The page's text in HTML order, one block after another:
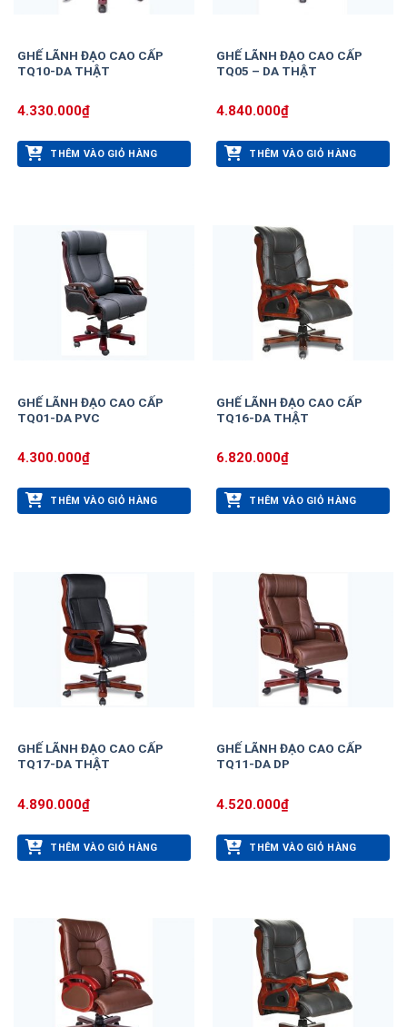
GHẾ LÃNH ĐẠO CAO CẤP
TQ10-DA THẬT
4.330.000₫
THÊM VÀO GIỎ HÀNG
GHẾ LÃNH ĐẠO CAO CẤP
TQ05 – DA THẬT
4.840.000₫
THÊM VÀO GIỎ HÀNG
GHẾ LÃNH ĐẠO CAO CẤP
TQ01-DA PVC
4.300.000₫
THÊM VÀO GIỎ HÀNG
GHẾ LÃNH ĐẠO CAO CẤP
TQ16-DA THẬT
6.820.000₫
THÊM VÀO GIỎ HÀNG
GHẾ LÃNH ĐẠO CAO CẤP
TQ17-DA THẬT
4.890.000₫
THÊM VÀO GIỎ HÀNG
GHẾ LÃNH ĐẠO CAO CẤP
TQ11-DA DP
4.520.000₫
THÊM VÀO GIỎ HÀNG